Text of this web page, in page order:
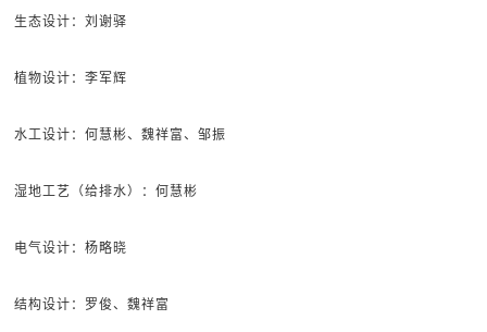
生态设计：刘谢驿
植物设计：李军辉
水工设计：何慧彬、魏祥富、邹振
湿地工艺（给排水）：何慧彬
电气设计：杨略晓
结构设计：罗俊、魏祥富